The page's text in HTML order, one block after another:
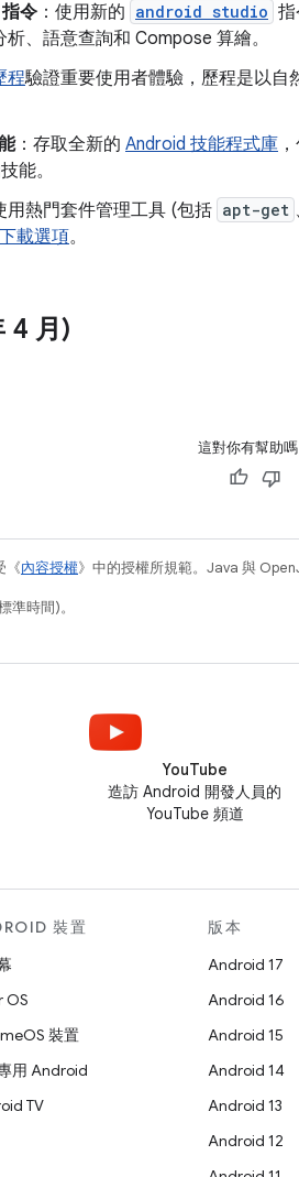
令 ：使用新的 android studio
、語意查詢和 Compose 算繪。
程驗證重要使用者體驗，歷程是以自
：存取全新的 Android 技能程式庫
能。
用熱門套件管理工具 (包括 apt-get
下載選項。
4 月)
這對你有幫助嗎
《內容授權》中的授權所規範。Java 與
時間)。
YouTube
造訪 Android 開發人員的
YouTube 頻道
裝置
OS
裝置
用 Android
TV
版本
Android 17
Android 16
Android 15
Android 14
Android 13
Android 12